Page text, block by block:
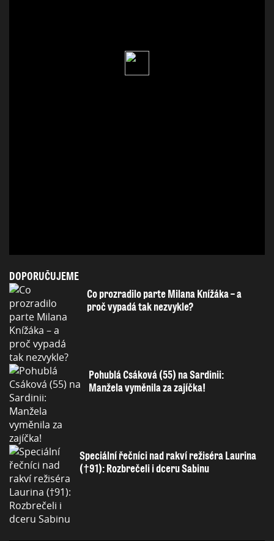
DOPORUČUJEME
Co prozradilo parte Milana Knížáka – a
proč vypadá tak nezvykle?
Pohublá Csáková (55) na Sardinii:
Manžela vyměnila za zajíčka!
Speciální řečníci nad rakví režiséra Laurina
(†91): Rozbrečeli i dceru Sabinu